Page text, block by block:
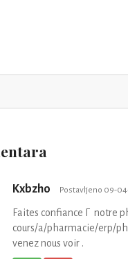
Kxbzho Postavljeno 09-
Faites confiance Г notre
cours/a/pharmacie/erp/
venez nous voir .